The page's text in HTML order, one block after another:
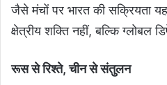
जैसे मंचों पर भारत की सक्रियता
क्षेत्रीय शक्ति नहीं, बल्कि ग्लोबल
रूस से रिश्ते, चीन से संतुलन